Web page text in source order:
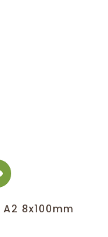
8x100mm